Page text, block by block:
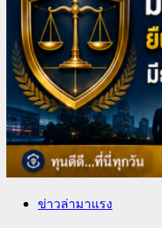
ข่าวล่ามาแรง